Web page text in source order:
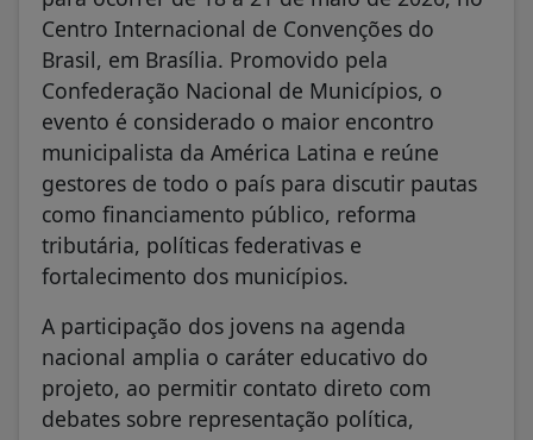
Centro Internacional de Convenções do
Brasil, em Brasília. Promovido pela
Confederação Nacional de Municípios, o
evento é considerado o maior encontro
municipalista da América Latina e reúne
gestores de todo o país para discutir pautas
como financiamento público, reforma
tributária, políticas federativas e
fortalecimento dos municípios.
A participação dos jovens na agenda
nacional amplia o caráter educativo do
projeto, ao permitir contato direto com
debates sobre representação política,